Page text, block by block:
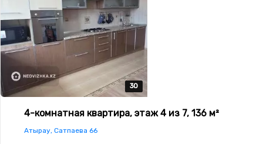
30
30
30
30
30
4-комнатная квартира, этаж 4 из 7, 136 м²
Атырау, Сатпаева 66